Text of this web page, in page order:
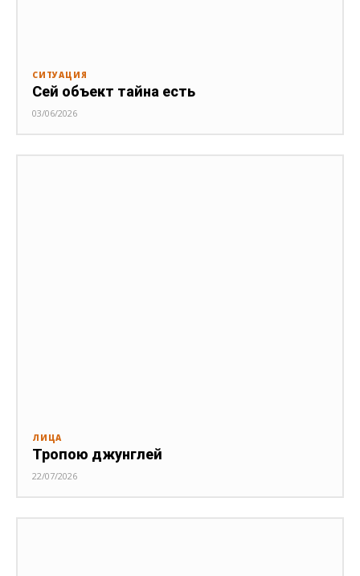
СИТУАЦИЯ
Сей объект тайна есть
03/06/2026
ЛИЦА
Тропою джунглей
22/07/2026